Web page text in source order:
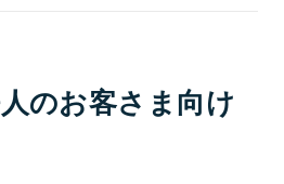
のお客さま向け